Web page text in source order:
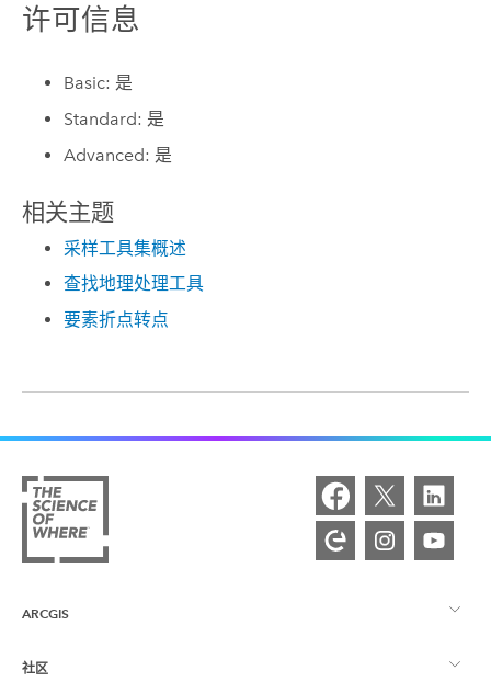
许可信息
Basic: 是
Standard: 是
Advanced: 是
相关主题
采样工具集概述
查找地理处理工具
要素折点转点
ARCGIS
ArcGIS 概览
社区